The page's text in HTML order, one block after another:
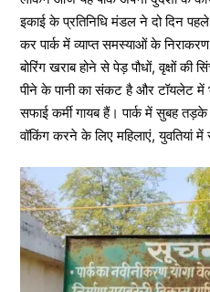
इकाई के प्रतिनिधि मंडल ने दो दिन पहले
कर पार्क में व्याप्त समस्याओं के
बोरिंग खराब होने से पेड़ पौधों, वृक्षों की
पीने के पानी का संकट है और टॉयलेट में
सफाई कर्मी गायब हैं। पार्क में सुबह
वॉकिंग करने के लिए महिलाएं, युवतियां में